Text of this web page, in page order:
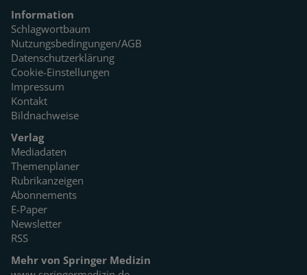
Information
Schlagwortbaum
Nutzungsbedingungen/AGB
Datenschutzerklärung
Cookie-Einstellungen
Impressum
Kontakt
Bildnachweise
Verlag
Mediadaten
Themenplaner
Rubrikanzeigen
Abonnements
E-Paper
Newsletter
RSS
Mehr von Springer Medizin